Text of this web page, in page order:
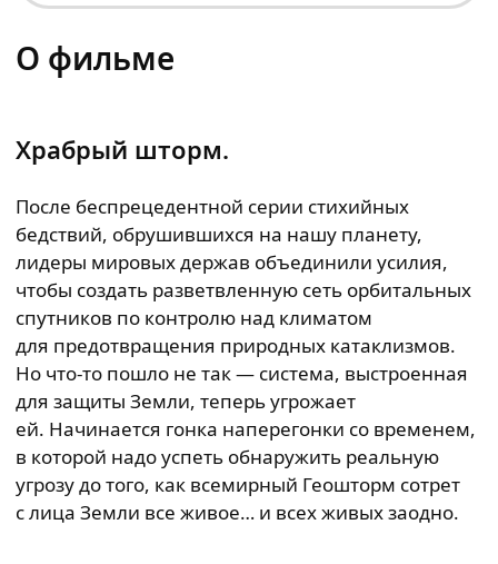
О фильме
Храбрый шторм.
После беспрецедентной серии стихийных
бедствий, обрушившихся на нашу планету,
лидеры мировых держав объединили усилия,
чтобы создать разветвленную сеть орбитальных
спутников по контролю над климатом
для предотвращения природных катаклизмов.
Но что-то пошло не так — система, выстроенная
для защиты Земли, теперь угрожает
ей. Начинается гонка наперегонки со временем,
в которой надо успеть обнаружить реальную
угрозу до того, как всемирный Геошторм сотрет
с лица Земли все живое… и всех живых заодно.